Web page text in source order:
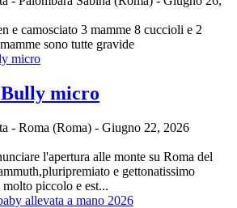
e camosciato 3 mamme 8 cuccioli e 2
sono tutte gravide
micro
- Roma (Roma) - Giugno 22, 2026
l'apertura alle monte su Roma del
e gettonatissimo
piccolo e est...